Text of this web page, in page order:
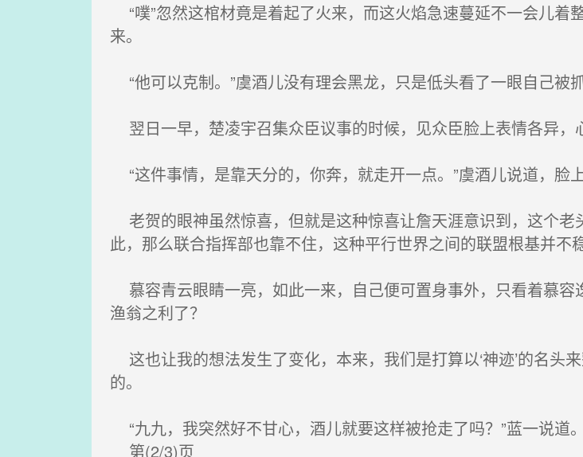
“噗”忽然这棺材竟是着起了火来，而这火焰急速蔓延不一会儿着
来。
“他可以克制。”虞酒儿没有理会黑龙，只是低头看了一眼自己被抓
翌日一早，楚凌宇召集众臣议事的时候，见众臣脸上表情各异，
“这件事情，是靠天分的，你奔，就走开一点。”虞酒儿说道，脸
老贺的眼神虽然惊喜，但就是这种惊喜让詹天涯意识到，这个
此，那么联合指挥部也靠不住，这种平行世界之间的联盟根基并不稳
慕容青云眼睛一亮，如此一来，自己便可置身事外，只看着慕
渔翁之利了？
这也让我的想法发生了变化，本来，我们是打算以‘神迹’的名头
的。
“九九，我突然好不甘心，酒儿就要这样被抢走了吗？”蓝一说道。
第(2/3)页